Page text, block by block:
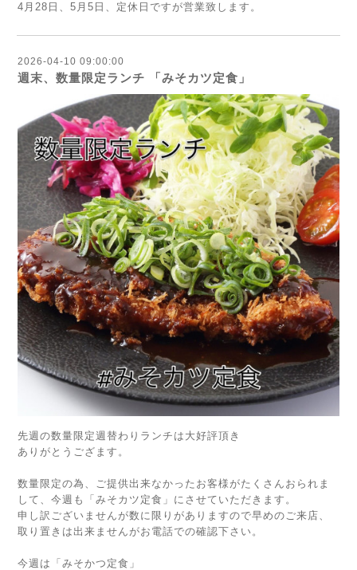
4月28日、5月5日、定休日ですが営業致します。
2026-04-10 09:00:00
週末、数量限定ランチ 「みそカツ定食」
先週の数量限定週替わりランチは大好評頂き
ありがとうござます。
数量限定の為、ご提供出来なかったお客様がたくさんおられま
して、今週も「みそカツ定食」にさせていただきます。
申し訳ございませんが数に限りがありますので早めのご来店、
取り置きは出来ませんがお電話での確認下さい。
今週は「みそかつ定食」